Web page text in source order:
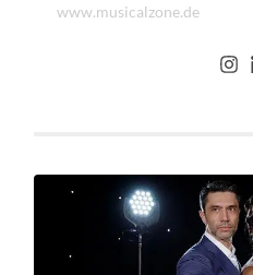
www.musicalzone.de